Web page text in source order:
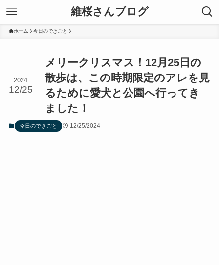
維桜さんブログ
ホーム 今日のできごと
メリークリスマス！12月25日の
散歩は、この時期限定のアレを見
るために愛犬と公園へ行ってき
ました！
2024
12/25
今日のできごと 12/25/2024